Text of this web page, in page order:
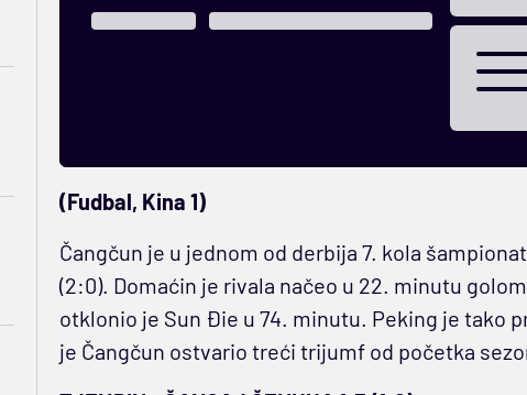
(Fudbal, Kina 1)
Čangčun je u jednom od derbija 7. kola
(2:0). Domaćin je rivala načeo u 22. minutu
otklonio je Sun Đie u 74. minutu. Peking je tako
je Čangčun ostvario treći trijumf od početka